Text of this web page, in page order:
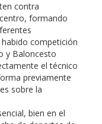
contra
formando
competición
y Baloncesto
el técnico
previamente
sobre la
bien en el